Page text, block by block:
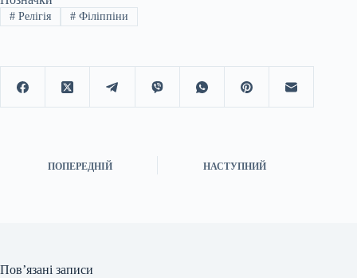
#Релігія #Філіппіни
ПОПЕРЕДНІЙ НАСТУПНИЙ
Пов’язані записи